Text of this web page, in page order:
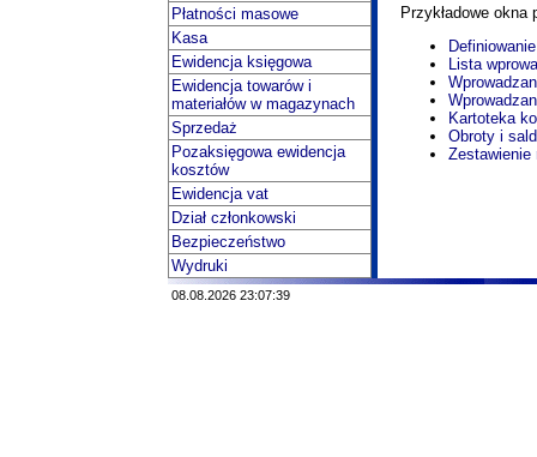
Płatności masowe
Kasa
Ewidencja księgowa
Ewidencja towarów i
materiałów w magazynach
Sprzedaż
Pozaksięgowa ewidencja
kosztów
Ewidencja vat
Dział członkowski
Bezpieczeństwo
Wydruki
Przykładowe okna
Lista
Kartoteka
Obroty i
Zestawienie
08.08.2026 23:07:39